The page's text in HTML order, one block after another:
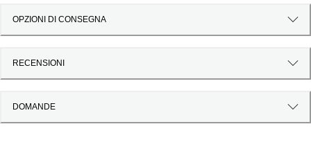
OPZIONI DI CONSEGNA
RECENSIONI
DOMANDE